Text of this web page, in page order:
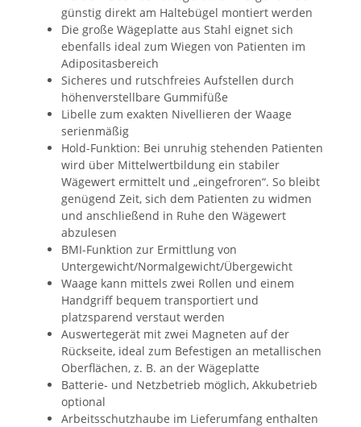
günstig direkt am Haltebügel montiert werden
Die große Wägeplatte aus Stahl eignet sich
ebenfalls ideal zum Wiegen von Patienten im
Adipositasbereich
Sicheres und rutschfreies Aufstellen durch
höhenverstellbare Gummifüße
Libelle zum exakten Nivellieren der Waage
serienmäßig
Hold-Funktion: Bei unruhig stehenden Patienten
wird über Mittelwertbildung ein stabiler
Wägewert ermittelt und „eingefroren“. So bleibt
genügend Zeit, sich dem Patienten zu widmen
und anschließend in Ruhe den Wägewert
abzulesen
BMI-Funktion zur Ermittlung von
Untergewicht/Normalgewicht/Übergewicht
Waage kann mittels zwei Rollen und einem
Handgriff bequem transportiert und
platzsparend verstaut werden
Auswertegerät mit zwei Magneten auf der
Rückseite, ideal zum Befestigen an metallischen
Oberflächen, z. B. an der Wägeplatte
Batterie- und Netzbetrieb möglich, Akkubetrieb
optional
Arbeitsschutzhaube im Lieferumfang enthalten